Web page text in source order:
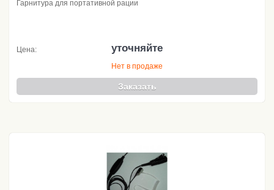
Гарнитура для портативной рации
Цена: уточняйте
Нет в продаже
Заказать